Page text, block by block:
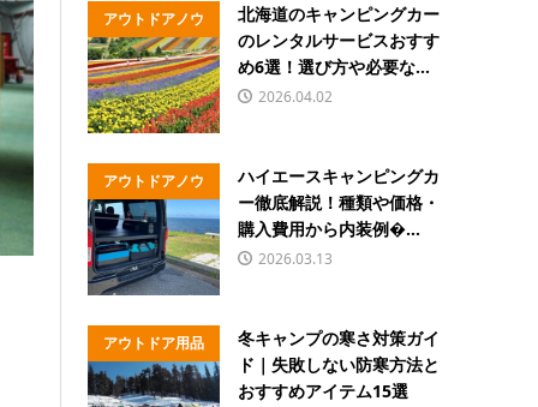
アウトドアノウ
ハウ
北海道のキャンピングカー
のレンタルサービスおすす
め6選！選び方や必要な...
2026.04.02
アウトドアノウ
ハウ
ハイエースキャンピングカ
ー徹底解説！種類や価格・
購入費用から内装例�...
2026.03.13
アウトドア用品
冬キャンプの寒さ対策ガイ
ド｜失敗しない防寒方法と
おすすめアイテム15選